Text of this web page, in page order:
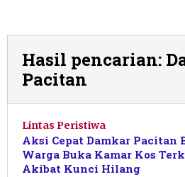
Hasil pencarian:
Pacitan
Lintas Peristiwa
Aksi Cepat Damkar Pacitan
Warga Buka Kamar Kos
Akibat Kunci Hilang